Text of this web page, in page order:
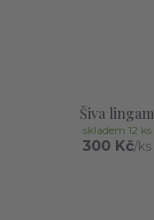
Šiva lingam
300 Kč/ks
skladem 12 ks